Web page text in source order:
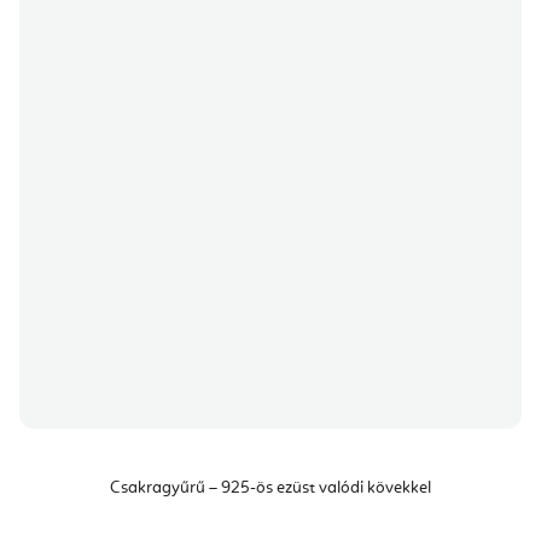
Csakragyűrű – 925-ös ezüst valódi kövekkel